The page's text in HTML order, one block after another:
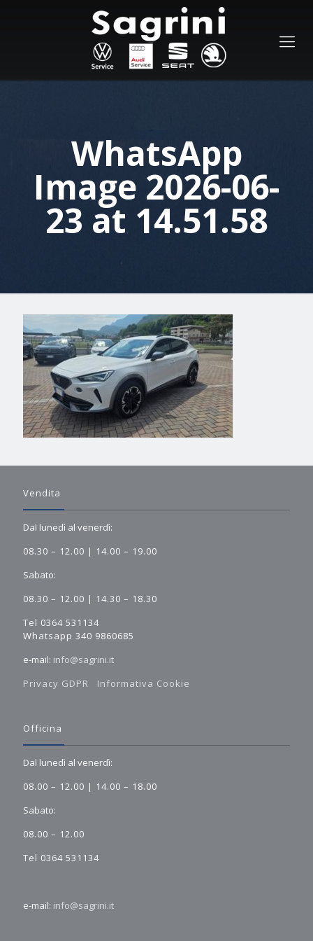
WhatsApp
Image 2026-06-
23 at 14.51.58
Vendita
Dal lunedì al venerdì:
08.30 – 12.00 | 14.00 – 19.00
Sabato:
08.30 – 12.00 | 14.30 – 18.30
Tel 0364 531134
Whatsapp 340 9860685
e-mail: info@sagrini.it
Privacy GDPR
Informativa Cookie
Officina
Dal lunedì al venerdì:
08.00 – 12.00 | 14.00 – 18.00
Sabato:
08.00 – 12.00
Tel 0364 531134
e-mail: info@sagrini.it